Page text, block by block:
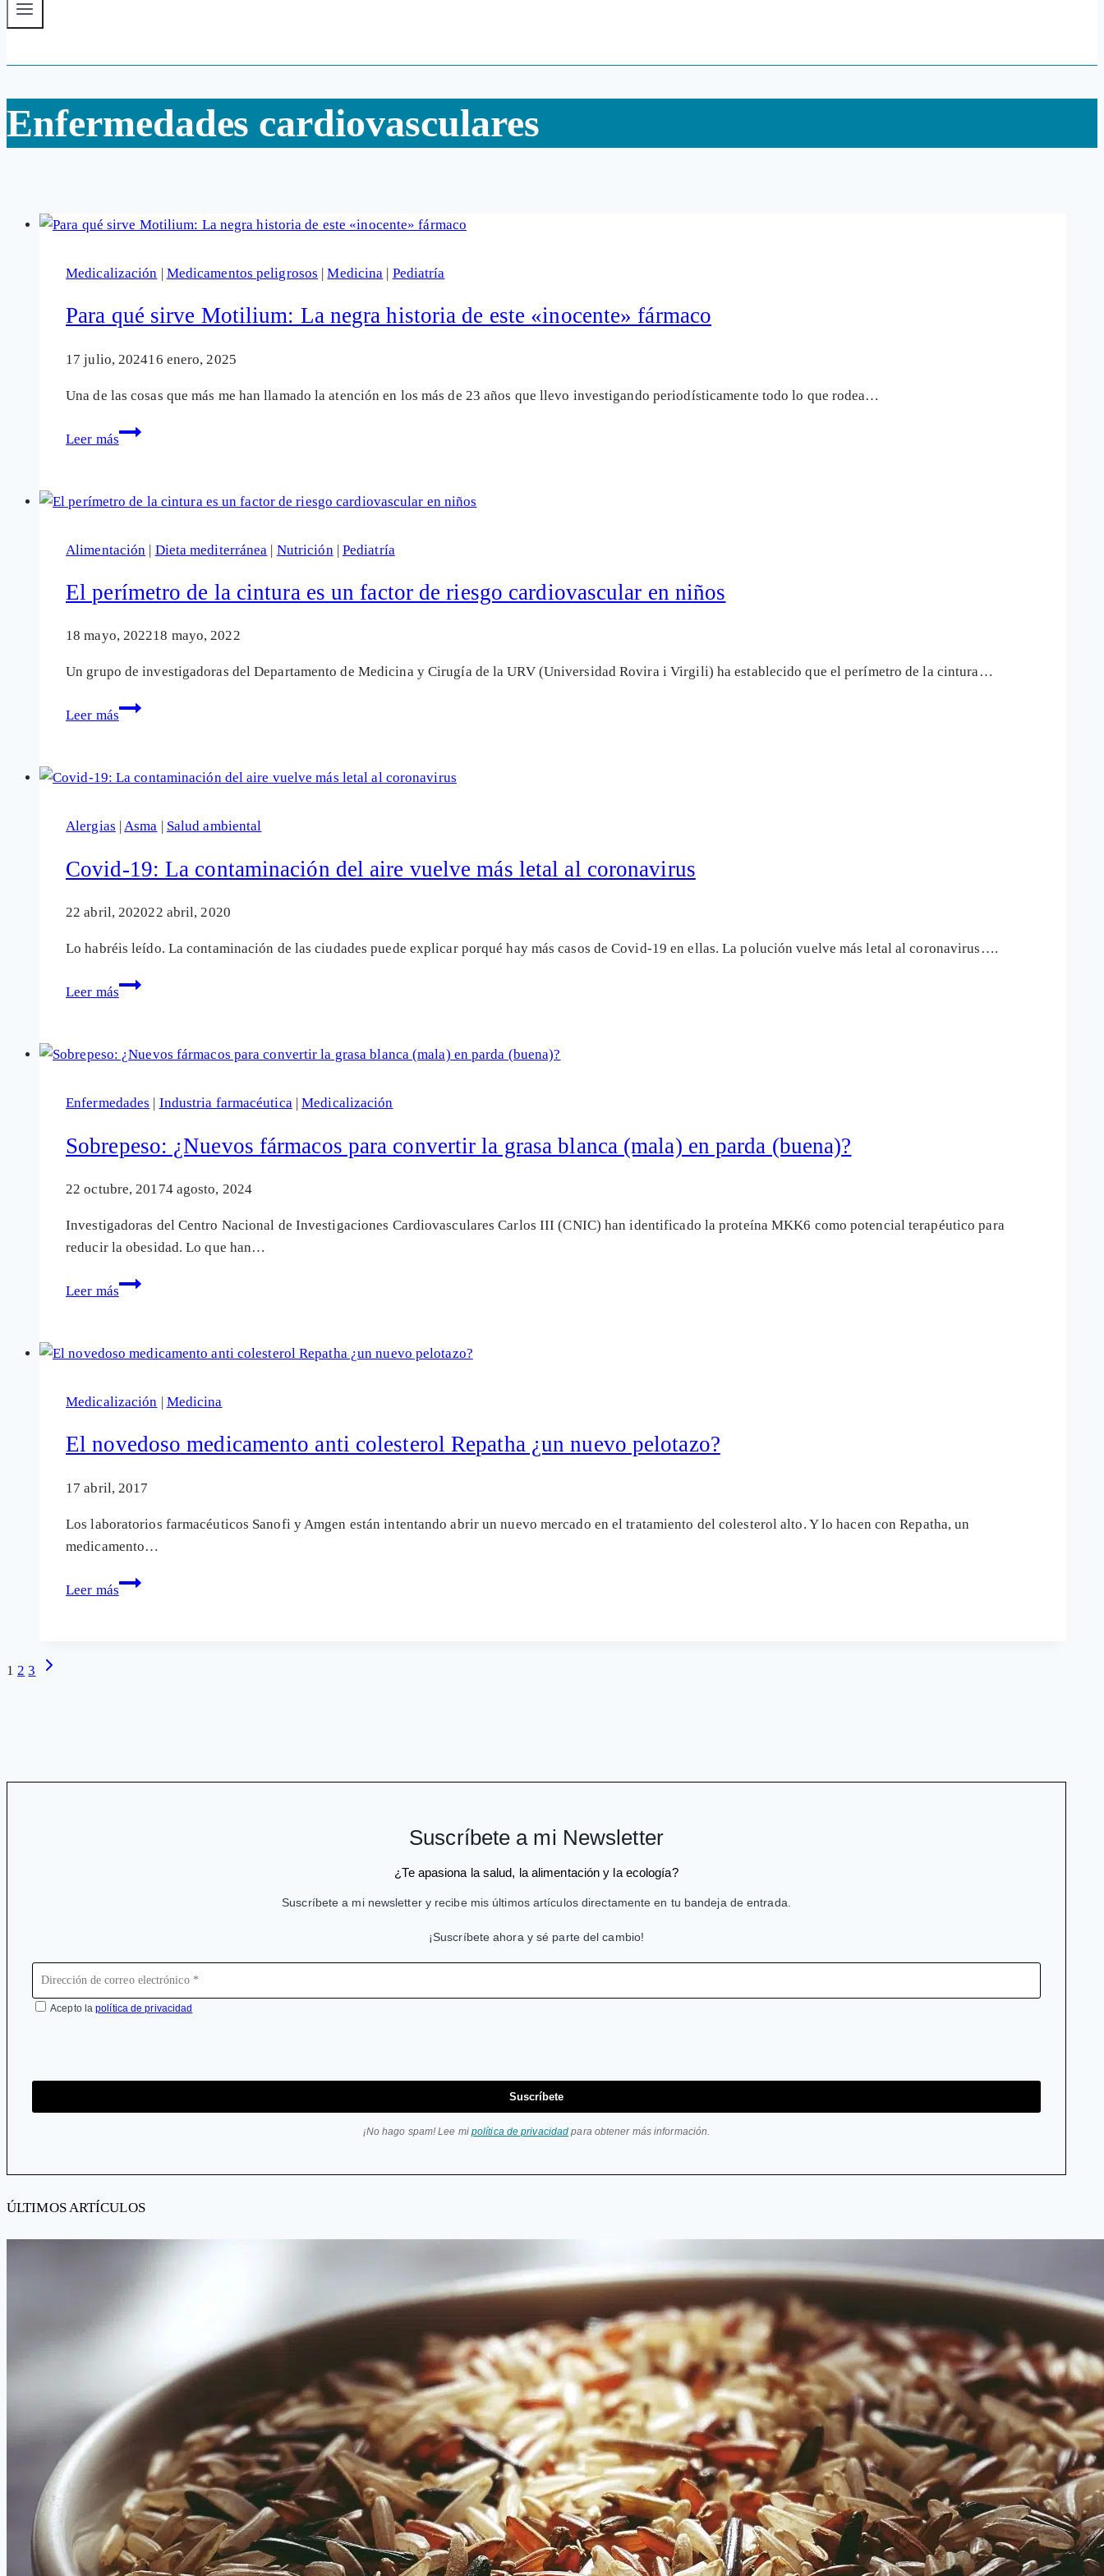
Enfermedades cardiovasculares
Medicalización | Medicamentos peligrosos |Medicina | Pediatría
Para qué sirve Motilium: La negra historia de este «inocente» fármaco
17 julio, 202416 enero, 2025
Una de las cosas que más me han llamado la atención en los más de 23 años que llevo investigando periodísticamente todo lo que rodea…
Leer más
Para qué sirve
negra
de
«inocente»
fármaco
Alimentación | Dieta mediterránea | Nutrición | Pediatría
El perímetro de la cintura es un factor de riesgo cardiovascular en niños
18 mayo, 202218 mayo, 2022
Un grupo de investigadoras del Departamento de Medicina y Cirugía de la URV (Universidad Rovira i Virgili) ha establecido que el perímetro de la cintura…
Leer más
El
la
es
factor
de
riesgo
en
Alergias |Asma Salud ambiental
Covid-19: La contaminación del aire vuelve más letal al coronavirus
22 abril, 202022 abril, 2020
Lo habréis leído. La contaminación de las ciudades puede explicar porqué hay más casos de Covid-19 en ellas. La polución vuelve más letal al coronavirus….
Leer más
Covid-
contaminación
aire
más
letal
al
Enfermedades Industria farmacéutica|Medicalización
Sobrepeso: ¿Nuevos fármacos para convertir la grasa blanca (mala) en parda (buena)?
22 octubre, 20174 agosto, 2024
Investigadoras del Centro Nacional de Investigaciones Cardiovasculares Carlos III (CNIC) han identificado la proteína MKK6 como potencial terapéutico para
reducir la obesidad. Lo que han…
Leer más
Sobrepeso:
para
blanca
(mala)
en
(buena)?
Medicalización | Medicina
El novedoso medicamento anti colesterol Repatha ¿un nuevo pelotazo?
17 abril, 2017
Los laboratorios farmacéuticos Sanofi y Amgen están intentando abrir un nuevo mercado en el tratamiento del colesterol alto. Y lo hacen con Repatha, un
medicamento…
Leer más
El
Navegación
1 2 3
Siguiente
Suscríbete a mi Newsletter
¿Te apasiona la salud, la alimentación y la ecología?
Suscríbete a mi newsletter y recibe mis últimos artículos directamente en tu bandeja de entrada.
¡Suscríbete ahora y sé parte del cambio!
Acepto lapolítica de privacidad
Suscríbete
¡No hago spam! Lee mi política de privacidad para obtener más información.
ÚLTIMOS ARTÍCULOS